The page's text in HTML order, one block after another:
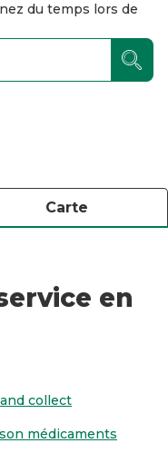
du temps lors de
Carte
en
collect
médicaments